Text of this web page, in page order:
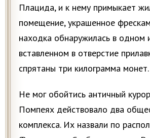
Плацида, и к нему примыкает
помещение, украшенное
находка обнаружилась в одном
вставленном в отверстие
спрятаны три килограмма монет.
Не мог обойтись античный
Помпеях действовало два
комплекса. Их назвали по